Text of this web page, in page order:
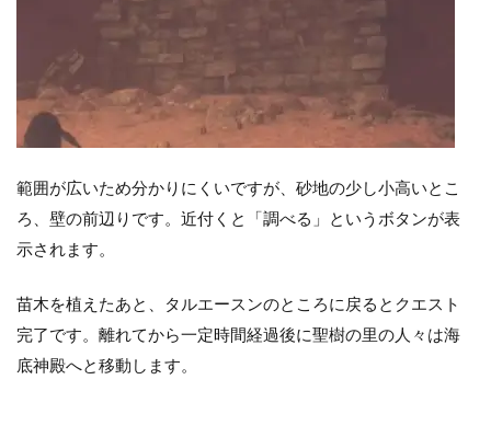
範囲が広いため分かりにくいですが、砂地の少し小高いとこ
ろ、壁の前辺りです。近付くと「調べる」というボタンが表
示されます。
苗木を植えたあと、タルエースンのところに戻るとクエスト
完了です。離れてから一定時間経過後に聖樹の里の人々は海
底神殿へと移動します。